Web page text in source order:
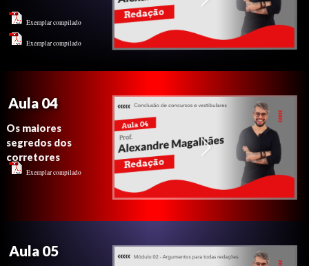
Exemplar compilado
Exemplar compilado
Aula 04
Os maiores
segredos dos
corretores
Exemplar compilado
Aula 05